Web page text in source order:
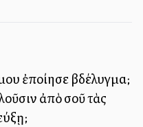
ἐποίησε βδέλυγμα;
ἀπὸ σοῦ τὰς